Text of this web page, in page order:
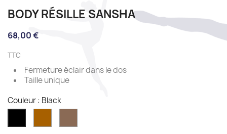
BODY RÉSILLE SANSHA
68,00 €
TTC
Fermeture éclair dans le dos
Taille unique
Couleur : Black